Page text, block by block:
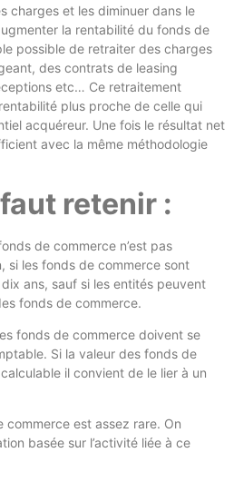
charges et les diminuer dans le
la rentabilité du fonds de
possible de retraiter des charges
des contrats de leasing
etc… Ce retraitement
plus proche de celle qui
acquéreur. Une fois le résultat net
avec la même méthodologie
faut retenir :
de commerce n’est pas
si les fonds de commerce sont
ans, sauf si les entités peuvent
fonds de commerce.
fonds de commerce doivent se
Si la valeur des fonds de
il convient de le lier à un
commerce est assez rare. On
basée sur l’activité liée à ce